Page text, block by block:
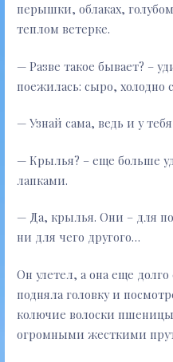
перышки, облаках,
теплом ветерке.
— Разве такое бывает? –
поежилась: сыро, холодно
— Узнай сама, ведь и у
— Крылья? – еще больше
лапками.
— Да, крылья. Они – для
ни для чего другого…
Он улетел, а она еще
подняла головку и
колючие волоски
огромными жесткими